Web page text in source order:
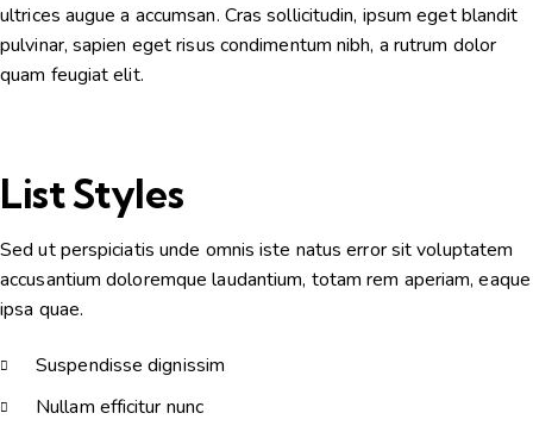
ultrices augue a accumsan. Cras sollicitudin, ipsum eget blandit
pulvinar, sapien eget risus condimentum nibh, a rutrum dolor
quam feugiat elit.
List Styles
Sed ut perspiciatis unde omnis iste natus error sit voluptatem
accusantium doloremque laudantium, totam rem aperiam, eaque
ipsa quae.
Suspendisse dignissim
Nullam efficitur nunc